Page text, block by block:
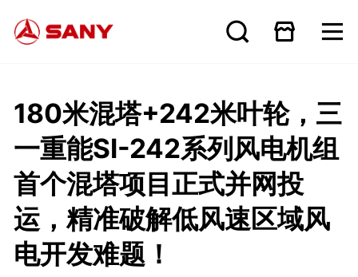
180米混塔+242米叶轮，三
一重能SI-242系列风电机组
首个混塔项目正式并网投
运，精准破解低风速区域风
电开发难题！